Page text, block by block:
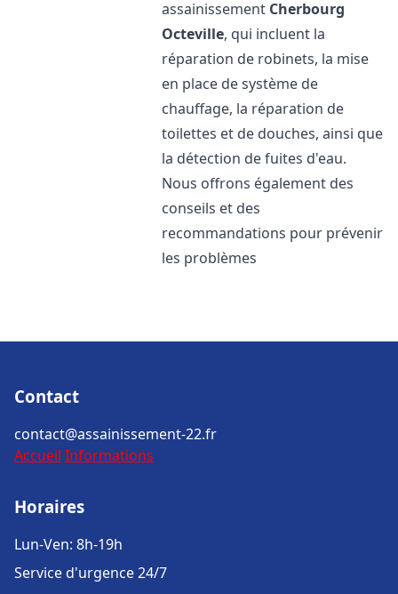
assainissement Cherbourg
Octeville, qui incluent la
réparation de robinets, la mise
en place de système de
chauffage, la réparation de
toilettes et de douches, ainsi que
la détection de fuites d'eau.
Nous offrons également des
conseils et des
recommandations pour prévenir
les problèmes
Contact
contact@assainissement-22.fr
Accueil Informations
Horaires
Lun-Ven: 8h-19h
Service d'urgence 24/7